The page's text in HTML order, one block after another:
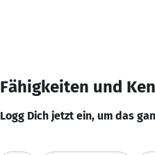
Fähigkeiten und
Logg Dich jetzt ein, um das